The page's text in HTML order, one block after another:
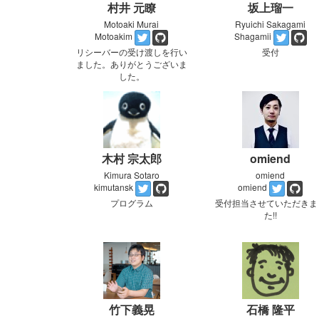
村井 元瞭
Motoaki Murai
Motoakim
リシーバーの受け渡しを行い
ました。ありがとうございま
した。
坂上瑠一
Ryuichi Sakagami
Shagamii
受付
木村 宗太郎
Kimura Sotaro
kimutansk
プログラム
omiend
omiend
omiend
受付担当させていただき
た!!
竹下義晃 石橋 隆平